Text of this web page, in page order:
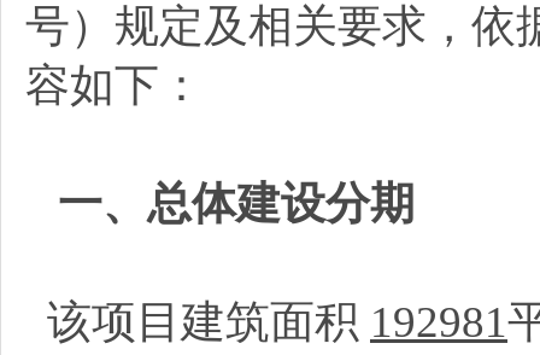
号）规定及相关要求，依
容如下：
一、总体建设分期
该项目建筑面积 192981